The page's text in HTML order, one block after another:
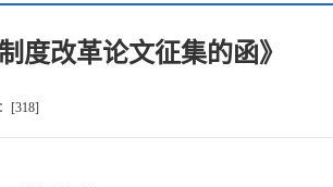
度改革论文征集的函》
[318]